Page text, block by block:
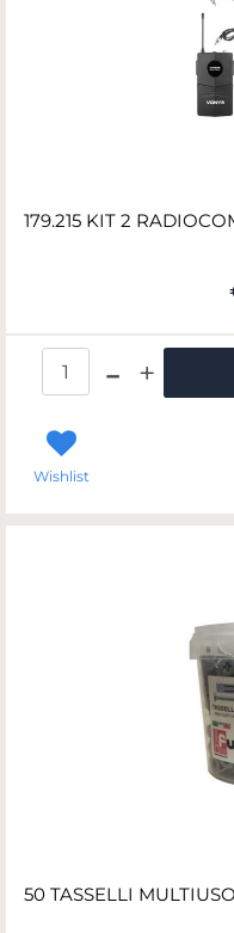
179.215 KIT 2
Wishlist
50 TASSELLI